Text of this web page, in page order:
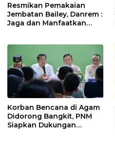
Resmikan Pemakaian
Jembatan Bailey, Danrem :
Jaga dan Manfaatkan
Korban Bencana di Agam
Didorong Bangkit, PNM
Siapkan Dukungan